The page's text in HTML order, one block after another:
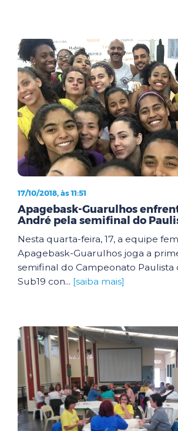
17/10/2018, às 11:51
Apagebask-Guarulhos
André pela semifinal do
Nesta quarta-feira, 17, a equipe
Apagebask-Guarulhos joga a
semifinal do Campeonato Paulista
Sub19 con... [saiba mais]